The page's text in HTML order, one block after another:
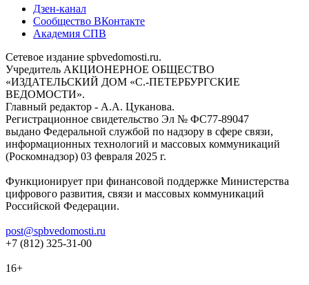
Дзен-канал
Сообщество ВКонтакте
Академия СПВ
Сетевое издание spbvedomosti.ru.
Учредитель АКЦИОНЕРНОЕ ОБЩЕСТВО
«ИЗДАТЕЛЬСКИЙ ДОМ «С.-ПЕТЕРБУРГСКИЕ
ВЕДОМОСТИ».
Главный редактор - А.А. Цуканова.
Регистрационное свидетельство Эл № ФС77-89047
выдано Федеральной службой по надзору в сфере связи,
информационных технологий и массовых коммуникаций
(Роскомнадзор) 03 февраля 2025 г.
Функционирует при финансовой поддержке Министерства
цифрового развития, связи и массовых коммуникаций
Российской Федерации.
post@spbvedomosti.ru
+7 (812) 325-31-00
16+